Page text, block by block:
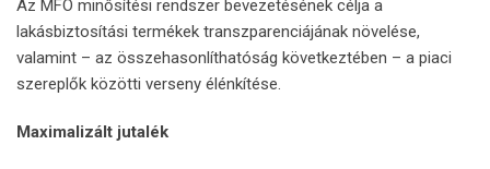
Az MFO minősítési rendszer bevezetésének célja a
lakásbiztosítási termékek transzparenciájának növelése,
valamint – az összehasonlíthatóság következtében – a piaci
szereplők közötti verseny élénkítése.
Maximalizált jutalék